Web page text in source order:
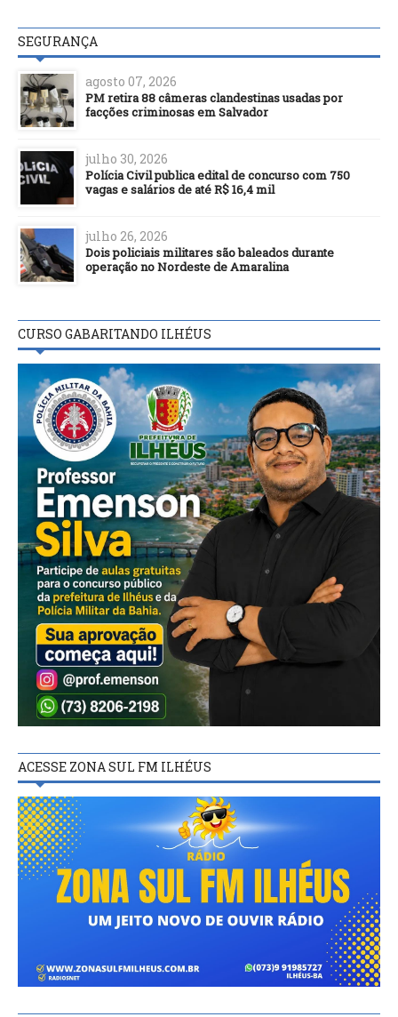
SEGURANÇA
agosto 07, 2026
PM retira 88 câmeras clandestinas usadas por
facções criminosas em Salvador
julho 30, 2026
Polícia Civil publica edital de concurso com 750
vagas e salários de até R$ 16,4 mil
julho 26, 2026
Dois policiais militares são baleados durante
operação no Nordeste de Amaralina
CURSO GABARITANDO ILHÉUS
ACESSE ZONA SUL FM ILHÉUS